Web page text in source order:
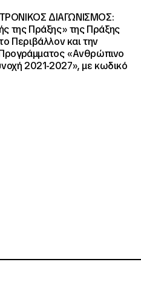
ΔΙΑΓΩΝΙΣΜΟΣ:
της Πράξης» της Πράξης
Περιβάλλον και την
«Ανθρώπινο
2021-2027», με κωδικό